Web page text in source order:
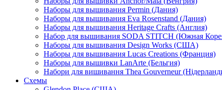
Наборы для вышивания Permin (Дания)
Наборы для вышивания Eva Rosenstand (Дания)
Наборы для вышивания Heritage Crafts (Англия)
Набор для вышивания SODA STITCH (Южная
Наборы для вышивания Design Works (США)
Наборы для вышивания Lucas Creations (Франция)
Наборы для вышивки LanArte (Бельгия)
Набори для вишивання Thea Gouverneur
Схемы